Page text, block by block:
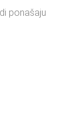
ponašaju